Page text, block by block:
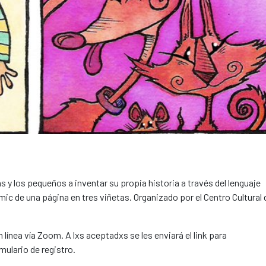
y los pequeños a inventar su propia historia a través del lenguaje
de una página en tres viñetas. Organizado por el Centro Cultural
vía Zoom. A lxs aceptadxs se les enviará el link para
de registro.